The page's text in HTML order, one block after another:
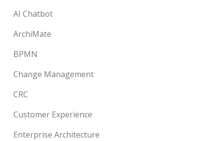
AI Chatbot
ArchiMate
BPMN
Change Management
CRC
Customer Experience
Enterprise Architecture